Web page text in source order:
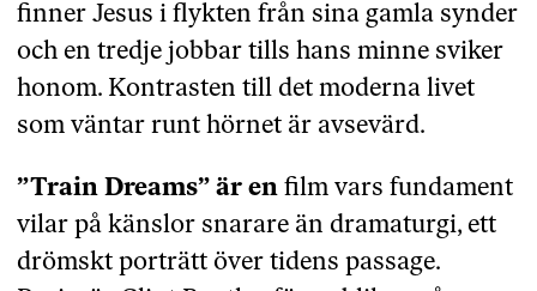
finner Jesus i flykten från sina gamla synder
och en tredje jobbar tills hans minne sviker
honom. Kontrasten till det moderna livet
som väntar runt hörnet är avsevärd.
”Train Dreams” är en film vars fundament
vilar på känslor snarare än dramaturgi, ett
drömskt porträtt över tidens passage.